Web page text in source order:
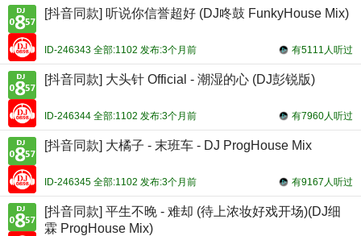
[抖音同款] 听说你信誉超好 (DJ咚鼓 FunkyHouse Mix)
有5111人听过
ID-246343 全部:1102 发布:3个月前
[抖音同款] 大头针 Official - 潮湿的心 (DJ彭锐版)
有7960人听过
ID-246344 全部:1102 发布:3个月前
[抖音同款] 大橘子 - 末班车 - DJ ProgHouse Mix
有9167人听过
ID-246345 全部:1102 发布:3个月前
[抖音同款] 平生不晚 - 难却 (待上浓妆好戏开场)(DJ细
霖 ProgHouse Mix)